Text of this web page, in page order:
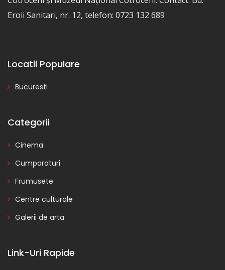
Eroii Sanitari, nr. 12, telefon: 0723 132 689
Locatii Populare
Bucuresti
Categorii
Cinema
Cumparaturi
Frumusete
Centre culturale
Galerii de arta
Link-Uri Rapide